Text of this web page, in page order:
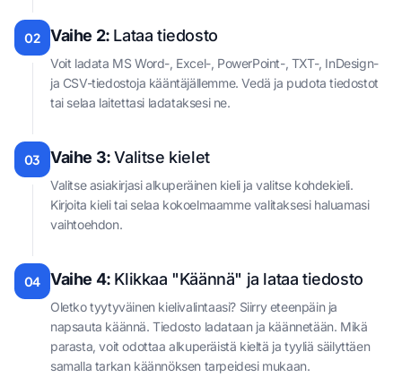
02 Vaihe 2: Lataa tiedosto
Voit ladata MS Word-, Excel-, PowerPoint-, TXT-, InDesign-
ja CSV-tiedostoja kääntäjällemme. Vedä ja pudota tiedostot
tai selaa laitettasi ladataksesi ne.
03 Vaihe 3:Valitse kielet
Valitse asiakirjasi alkuperäinen kieli ja valitse kohdekieli.
Kirjoita kieli tai selaa kokoelmaamme valitaksesi haluamasi
vaihtoehdon.
04 Vaihe 4: Klikkaa "Käännä" ja lataa tiedosto
Oletko tyytyväinen kielivalintaasi? Siirry eteenpäin ja
napsauta käännä. Tiedosto ladataan ja käännetään. Mikä
parasta, voit odottaa alkuperäistä kieltä ja tyyliä säilyttäen
samalla tarkan käännöksen tarpeidesi mukaan.